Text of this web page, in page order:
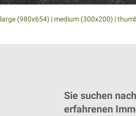
large (980x654) | medium (300x200) |
Sie suchen
erfahrenen